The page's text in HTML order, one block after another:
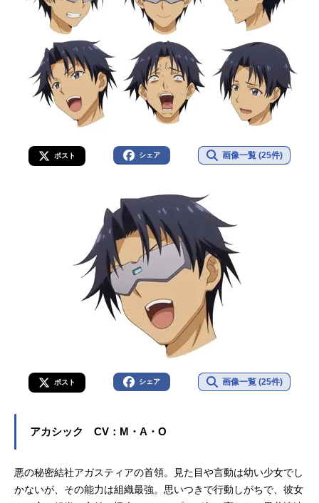
ポスト シェア 画像一覧 (25件)
ポスト シェア 画像一覧 (25件)
アカシック CV：M・A・O
悪の秘密結社アガスティアの首領。見た目や言動は幼い少女でし
かないが、その能力は組織最強。思いつきで行動しがちで、彼女